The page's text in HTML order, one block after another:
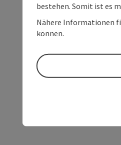
bestehen. Somit ist es
Nähere Informationen
können.